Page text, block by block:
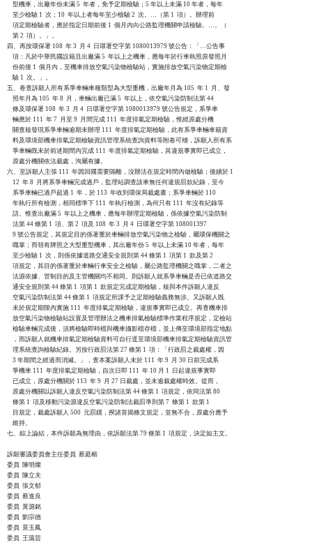
    型機車，出廠年份未滿 5  年者，免予定期檢驗；5 年以上未滿 10 年者，每年
    至少檢驗 1  次；10  年以上者每年至少檢驗 2  次。…（第 1  項）。辦理前
    項定期檢驗者，應於指定日期前後 1  個月內向公路監理機關申請檢驗。…。（
    第 2  項）。」。
四、再按環保署 108  年 3  月 4  日環署空字第 1080013979 號公告：「…公告事
    項：凡於中華民國設籍且出廠滿 5  年以上之機車，應每年於行車執照原發照月
    份前後 1  個月內，至機車排放空氣污染物檢驗站，實施排放空氣污染物定期檢
    驗 1  次。」。
五、卷查訴願人所有系爭車輛車種類型為大型重機，出廠年月為 105  年 1  月、發
    照年月為 105  年 8  月，車輛出廠已滿 5  年以上，依空氣污染防制法第 44
    條及環保署 108  年 3  月 4  日環署空字第 1080013979 號公告規定，系爭車
    輛應於 111  年 7  月至 9  月間完成 111  年度排氣定期檢驗，惟經原處分機
    關查核發現系爭車輛逾期未辦理 111  年度排氣定期檢驗，此有系爭車輛車籍資
    料及環境部機車排氣定期檢驗資訊管理系統查詢資料等附卷可稽，訴願人所有系
    爭車輛既未於前述期間內完成 111  年度排氣定期檢驗，其違規事實即已成立，
    原處分機關依法裁處，洵屬有據。
六、至訴願人主張 111  年因回國需要隔離，沒辦法在規定時間內做檢驗；後續於 1
    12  年 8  月將系爭車輛完成過戶，監理站調查該車無任何違規罰款紀錄，至今
    系爭車輛已過戶超過 1  年，於 113  年收到環保局裁處書；系爭車輛於 110
    年執行所有檢測，相同標準下 111  年執行檢測，為何只有 111  年沒有紀錄等
    語。惟查出廠滿 5  年以上之機車，應每年辦理定期檢驗，係依據空氣污染防制
    法第 44 條第 1  項、第 2  項及 108  年 3  月 4  日環署空字第 108001397
    9 號公告規定，其規定目的係著重於車輛排放空氣污染物之檢驗，屬環保機關之
    職掌；而領有牌照之大型重型機車，其出廠年份 5  年以上未滿 10 年者，每年
    至少檢驗 1  次，則係依據道路交通安全規則第 44 條第 1  項第 1  款及第 2
    項規定，其目的係著重於車輛行車安全之檢驗，屬公路監理機關之職掌，二者之
    法源依據、管制目的及主管機關均不相同。則訴願人就系爭車輛是否已依道路交
    通安全規則第 44 條第 1  項第 1  款規定完成定期檢驗，核與本件訴願人違反
    空氣污染防制法第 44 條第 1  項規定所課予之定期檢驗義務無涉。又訴願人既
    未於規定期限內實施 111  年度排氣定期檢驗，違規事實即已成立。再查機車排
    放空氣污染物檢驗站設置及管理辦法之機車排氣檢驗標準作業程序規定，定檢站
    檢驗車輛完成後，須將檢驗即時檔與機車攝影檔存檔，並上傳至環境部指定地點
    ，而訴願人就機車排氣定期檢驗資料可自行逕至環境部機車排氣定期檢驗資訊管
    理系統查詢檢驗紀錄。另按行政罰法第 27 條第 1  項：「行政罰之裁處權，因
    3 年期間之經過而消滅。」，查本案訴願人未於 111  年 9  月 30 日前完成系
    爭機車 111  年度排氣定期檢驗，自次日即 111  年 10 月 1  日起違規事實即
    已成立，原處分機關於 113  年 9  月 27 日裁處，並未逾裁處權時效。從而，
    原處分機關以訴願人違反空氣污染防制法第 44 條第 1  項規定，依同法第 80
    條第 1  項及移動污染源違反空氣污染防制法裁罰準則第 7  條第 1  款第 1
    目規定，裁處訴願人 500  元罰鍰，揆諸首揭條文規定，並無不合，原處分應予
    維持。
七、綜上論結，本件訴願為無理由，依訴願法第 79 條第 1  項規定，決定如主文。
訴願審議委員會主任委員  蔡庭榕
委員  陳明燦
委員  陳立夫
委員  張文郁
委員  蔡進良
委員  黃源銘
委員  劉宗德
委員  景玉鳳
委員  王藹芸